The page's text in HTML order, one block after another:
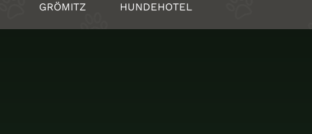
GRÖMITZ
HUNDEHOTEL